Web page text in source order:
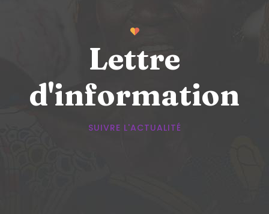
Lettre
d'information
SUIVRE L'ACTUALITÉ